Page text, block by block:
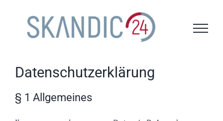
content
Datenschutzerklärung
§ 1 Allgemeines